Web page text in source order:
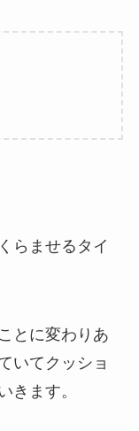
らませるタイ
とに変わりあ
いてクッショ
きます。